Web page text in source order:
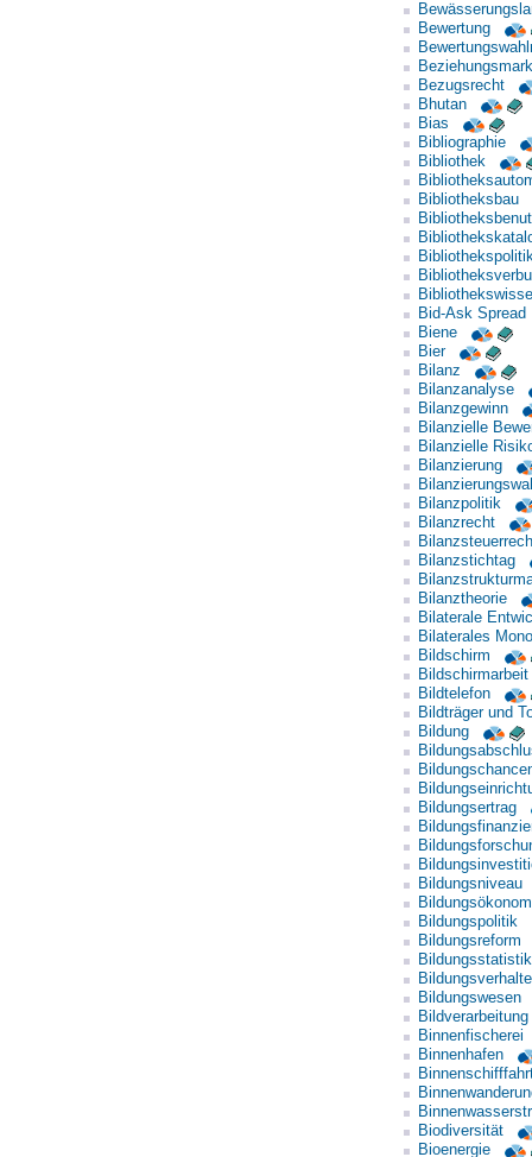
Bewertung
Bezugsrecht
Bhutan
Bias
Bibliographie
Bibliothek
Bibliotheksbau
Bid-Ask Spread
Biene
Bier
Bilanz
Bilanzanalyse
Bilanzgewinn
Bilanzielle
Bilanzielle
Bilanzierung
Bilanzpolitik
Bilanzrecht
Bilanzstichtag
Bilanztheorie
Bilaterale
Bilaterales
Bildschirm
Bildschirmarbeit
Bildtelefon
Bildträger und
Bildung
Bildungsertrag
Bildungsniveau
Bildungspolitik
Bildungsreform
Bildungsstatistik
Bildungswesen
Bildverarbeitung
Binnenfischerei
Binnenhafen
Biodiversität
Bioenergie